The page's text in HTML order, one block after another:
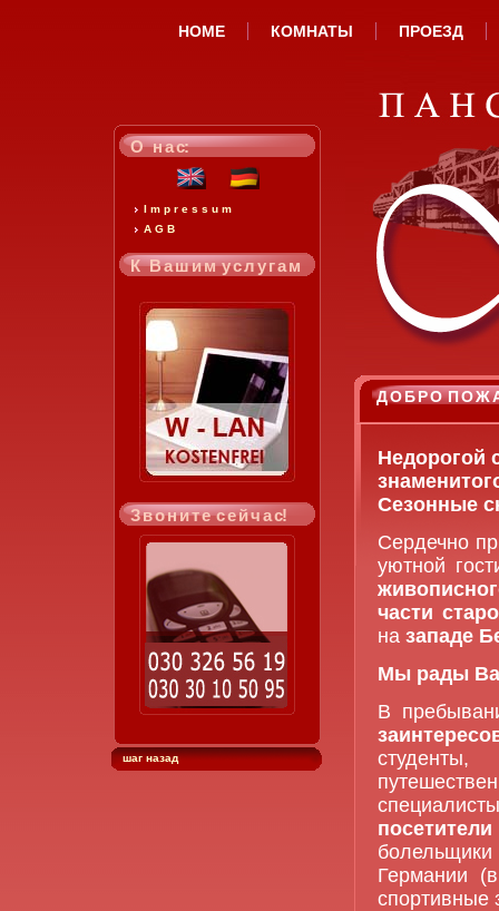
HOME КОМНАТЫ ПРОЕЗД
О н а с:
I m p r e s s u m
A G B
К В а ш и м у с л у г а м
З в о н и т е с е й ч а с!
шаг назад
Д О Б Р О П О Ж
Недорогой
Сезонные
Сердечно
уютной
части
на западе
Мы рады
В
Германии
спортивные